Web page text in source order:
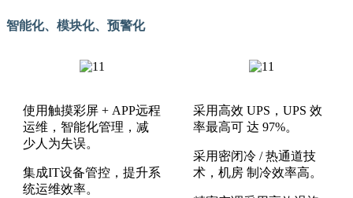
智能化、模块化、预警化
使用触摸彩屏 + APP远程
运维，智能化管理，减
少人为失误。
集成IT设备管控，提升系
统运维效率。
采用高效 UPS，UPS 效
率最高可 达 97%。
采用密闭冷 / 热通道技
术，机房 制冷效率高。